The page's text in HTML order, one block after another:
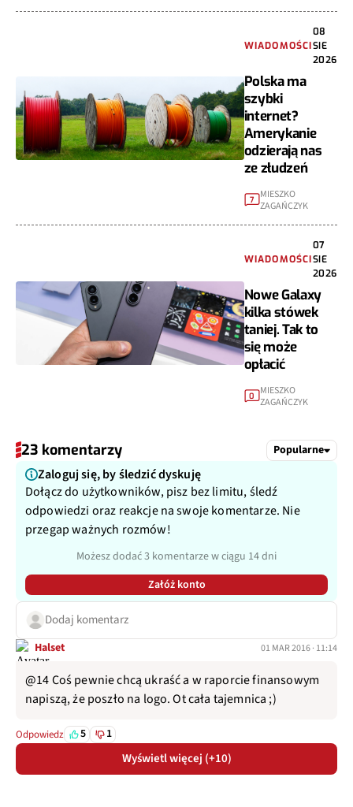
WIADOMOŚCI
08
SIE
2026
Polska ma
szybki
internet?
Amerykanie
odzierają nas
ze złudzeń
7 MIESZKO
ZAGAŃCZYK
WIADOMOŚCI
07
SIE
2026
Nowe Galaxy
kilka stówek
taniej. Tak to
się może
opłacić
0 MIESZKO
ZAGAŃCZYK
23 komentarzy Popularne
Zaloguj się, by śledzić dyskuję
Dołącz do użytkowników, pisz bez limitu, śledź
odpowiedzi oraz reakcje na swoje komentarze. Nie
przegap ważnych rozmów!
Możesz dodać 3 komentarze w ciągu 14 dni
Załóż konto
Dodaj komentarz
Halset 01 MAR 2016 · 11:14
@14 Coś pewnie chcą ukraść a w raporcie finansowym
napiszą, że poszło na logo. Ot cała tajemnica ;)
Odpowiedz 5 1
Wyświetl więcej (+10)